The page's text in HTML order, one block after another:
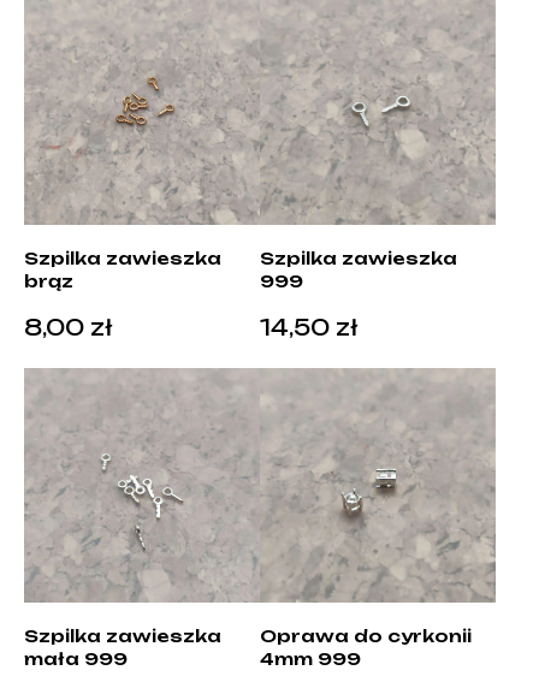
Szpilka zawieszka
brąz
8,00 zł
Szpilka zawieszka
999
14,50 zł
Szpilka zawieszka
mała 999
Oprawa do cyrkonii
4mm 999